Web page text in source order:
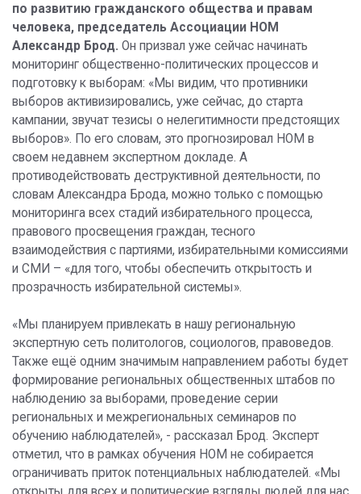
по развитию гражданского общества и правам
человека, председатель Ассоциации НОМ
Александр Брод. Он призвал уже сейчас начинать
мониторинг общественно-политических процессов и
подготовку к выборам: «Мы видим, что противники
выборов активизировались, уже сейчас, до старта
кампании, звучат тезисы о нелегитимности предстоящих
выборов». По его словам, это прогнозировал НОМ в
своем недавнем экспертном докладе. А
противодействовать деструктивной деятельности, по
словам Александра Брода, можно только с помощью
мониторинга всех стадий избирательного процесса,
правового просвещения граждан, тесного
взаимодействия с партиями, избирательными комиссиями
и СМИ – «для того, чтобы обеспечить открытость и
прозрачность избирательной системы».
«Мы планируем привлекать в нашу региональную
экспертную сеть политологов, социологов, правоведов.
Также ещё одним значимым направлением работы будет
формирование региональных общественных штабов по
наблюдению за выборами, проведение серии
региональных и межрегиональных семинаров по
обучению наблюдателей», - рассказал Брод. Эксперт
отметил, что в рамках обучения НОМ не собирается
ограничивать приток потенциальных наблюдателей. «Мы